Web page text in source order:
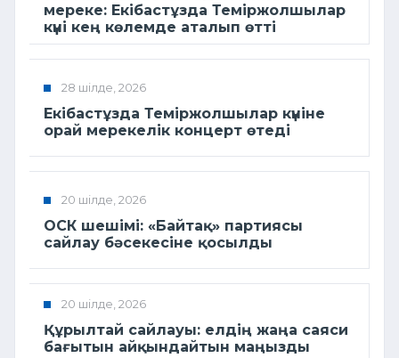
мереке: Екібастұзда Теміржолшылар
күні кең көлемде аталып өтті
28 шілде, 2026
Екібастұзда Теміржолшылар күніне
орай мерекелік концерт өтеді
20 шілде, 2026
ОСК шешімі: «Байтақ» партиясы
сайлау бәсекесіне қосылды
20 шілде, 2026
Құрылтай сайлауы: елдің жаңа саяси
бағытын айқындайтын маңызды